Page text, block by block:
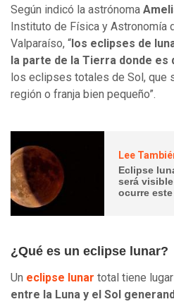
Según indicó la astrónoma
Instituto de Física y Astronomía
Valparaíso, “ los eclipses de
la parte de la Tierra donde es
los eclipses totales de Sol, que
región o franja bien pequeño”.
Lee
Eclipse
será
ocurre
¿Qué es un eclipse lunar?
Un eclipse lunar total tiene
entre la Luna y el Sol